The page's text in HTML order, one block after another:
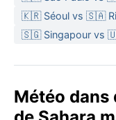
🇰🇷 Séoul vs 🇸🇦
🇸🇬 Singapour vs
Météo dans